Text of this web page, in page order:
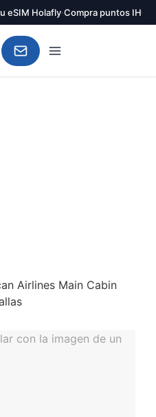
eSIM Holafly·Compra puntos IHG
Airlines Main Cabin